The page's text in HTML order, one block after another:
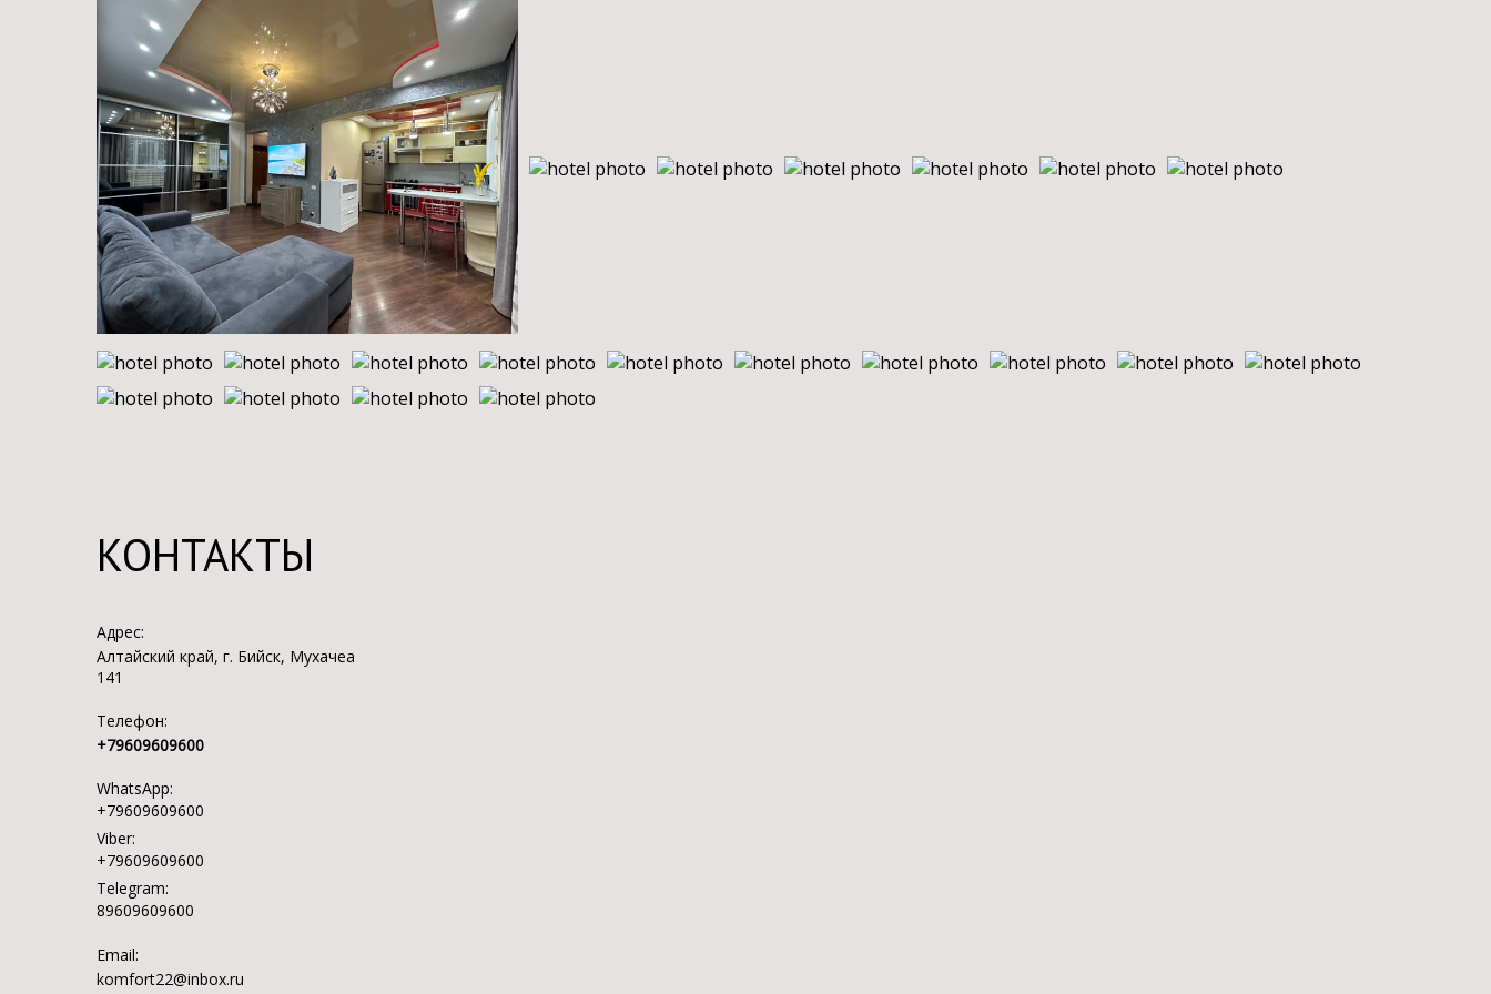
КОНТАКТЫ
Адрес:
Алтайский край, г. Бийск, Мухачеа
141
Телефон:
+79609609600
WhatsApp:
+79609609600
Viber:
+79609609600
Telegram:
89609609600
Email:
komfort22@inbox.ru